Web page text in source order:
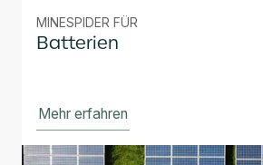
MINESPIDER FÜR
Batterien
Mehr erfahren